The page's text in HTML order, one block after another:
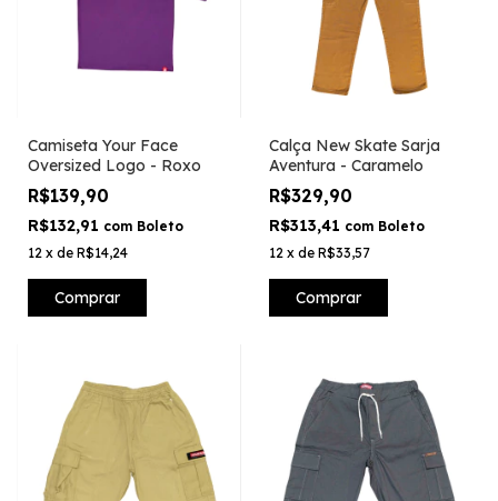
Camiseta Your Face
Oversized Logo - Roxo
R$139,90
R$132,91 com Boleto
12 x de R$14,24
Comprar
Calça New Skate Sarja
Aventura - Caramelo
R$329,90
R$313,41 com Boleto
12 x de R$33,57
Comprar